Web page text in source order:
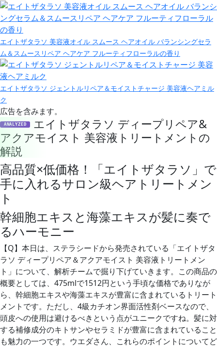
エイトザタラソ 美容液オイル スムース ヘアオイル バランシングセラ
ム＆スムースリペア ヘアケア フルーティフローラルの香り
エイトザタラソ ジェントルリペア＆モイストチャージ 美容液ヘアミル
ク
広告を含みます。
ANALYZED
エイトザタラソ ディープリペア&
アクアモイスト 美容液トリートメントの
解説
高品質×低価格！「エイトザタラソ」で
手に入れるサロン級ヘアトリートメン
ト
幹細胞エキスと海藻エキスが髪に奏で
るハーモニー
【Q】 本日は、ステラシードから発売されている「エイトザタ
ラソ ディープリペア＆アクアモイスト 美容液トリートメン
ト」について、解析チームで掘り下げていきます。この商品の
概要としては、475mlで1512円という手頃な価格でありなが
ら、幹細胞エキスや海藻エキスが豊富に含まれているトリート
メントです。ただし、4級カチオン界面活性剤ベースなので、
頭皮への使用は避けるべきという点がユニークですね。髪に対
する補修成分のキトサンやセラミドが豊富に含まれていること
も魅力の一つです。ウエダさん、これらのポイントについてど